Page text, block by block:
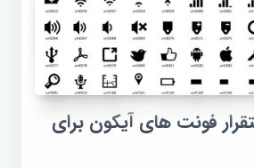
فونت های آیکون برای